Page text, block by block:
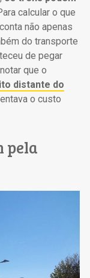
calcular o que
não apenas
do transporte
de pegar
que o
distante do
o custo
pela